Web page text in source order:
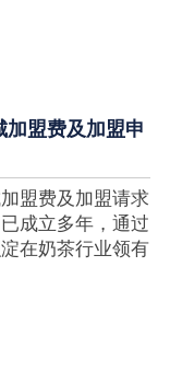
加盟费及加盟申
盟费及加盟请求
成立多年，通过
在奶茶行业领有